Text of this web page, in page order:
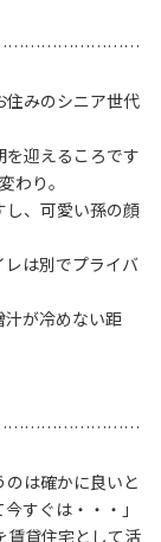
住みのシニア世代
迎えるころです
わり。
し、可愛い孫の顔
レは別でプライバ
汁が冷めない距
のは確かに良いと
すぐは・・・」
賃貸住宅として活